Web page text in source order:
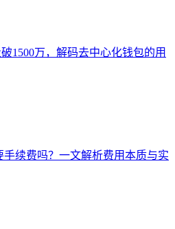
1500万，解码去中心化钱包的用
续费吗？一文解析费用本质与实